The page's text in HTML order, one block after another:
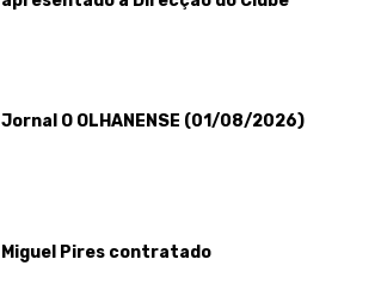
Jornal O OLHANENSE (01/08/2026)
Miguel Pires contratado